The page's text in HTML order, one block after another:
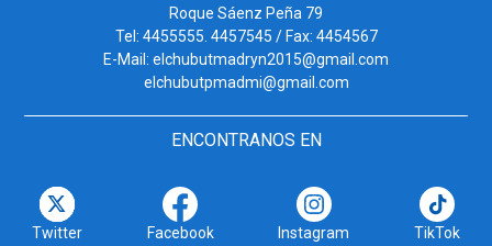
Roque Sáenz Peña 79
Tel: 4455555. 4457545 / Fax: 4454567
E-Mail: elchubutmadryn2015@gmail.com
elchubutpmadmi@gmail.com
ENCONTRANOS EN
Twitter Facebook Instagram TikTok